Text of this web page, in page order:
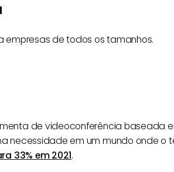
empresas de todos os tamanhos.
de videoconferência baseada
necessidade em um mundo onde o
33% em 2021.